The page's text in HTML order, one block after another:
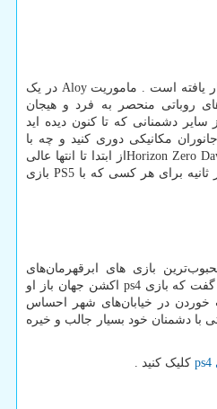
یافته است . ماموریت Aloyدر یک
روباتی منحصر به فرد و هیجان
دشمنانی که تا کنون دیده اید
مکانیکی دوری کنید و چه با
Horizon Zeroاز ابتدا تا انتها عالی
PS5 بازی
بازی های ابرقهرمان‌های
گفت که بازی ps4 اکشن جهان باز او
خوردن در خیابان‌های شهر احساس
با دشمنان خود بسیار جالب و خیره
ps4 کلیک کنید .